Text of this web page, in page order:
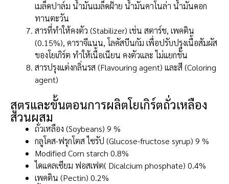
เมล็ดปาล์ม น้ำมันเมล็ดฝ้าย น้ำมันคาโนล่า น้ำมันดอก
ทานตะวัน
สารที่ทำให้คงตัว (Stabilizer) เช่น สตาร์ช, เพคติน
(0.15%), คาราจีแนน, โลคัสบีนกัม เพื่อปรับปรุงเนื้อสัมผัส
ของโยเกิร์ต ทำให้เนื้อเนียน คงตัวและ ไม่แยกชั้น
สารปรุงแต่งกลิ่นรส (Flavouring agent) และสี (Coloring
agent)
สูตรและขั้นตอนการผลิตโยเกิร์ตถั่วเหลือง
ส่วนผสม
ถั่วเหลือง (Soybeans) 9 %
กลูโคส-ฟรุกโตส ไซรัป (Glucose-fructose syrup) 9 %
Modified Corn starch 0.8%
ไดแคลเซียม ฟอสเฟต( Dicalcium phosphate) 0.4%
เพคติน (Pectin) 0.2%